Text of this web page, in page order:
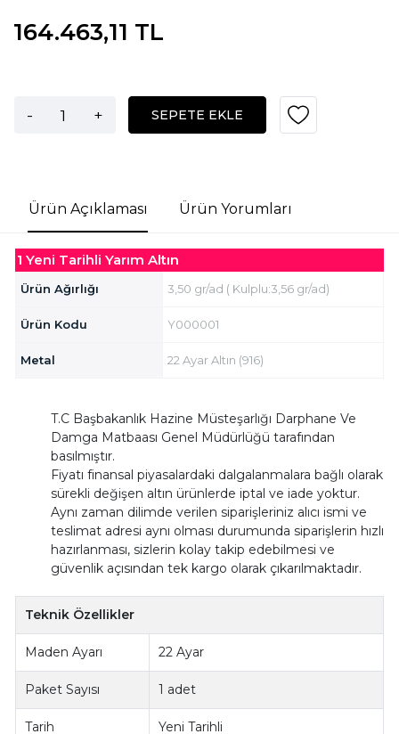
164.463,11 TL
- + SEPETE EKLE
Ürün Açıklaması Ürün Yorumları
1 Yeni Tarihli Yarım Altın
Ürün Ağırlığı 3,50 gr/ad ( Kulplu:3,56 gr/ad)
Ürün Kodu Y000001
Metal 22 Ayar Altın (916)
T.C Başbakanlık Hazine Müsteşarlığı Darphane Ve
Damga Matbaası Genel Müdürlüğü tarafından
basılmıştır.
Fiyatı finansal piyasalardaki dalgalanmalara bağlı olarak
sürekli değişen altın ürünlerde iptal ve iade yoktur.
Aynı zaman dilimde verilen siparişleriniz alıcı ismi ve
teslimat adresi aynı olması durumunda siparişlerin hızlı
hazırlanması, sizlerin kolay takip edebilmesi ve
güvenlik açısından tek kargo olarak çıkarılmaktadır.
Teknik Özellikler
Maden Ayarı 22 Ayar
Paket Sayısı 1 adet
Tarih Yeni Tarihli